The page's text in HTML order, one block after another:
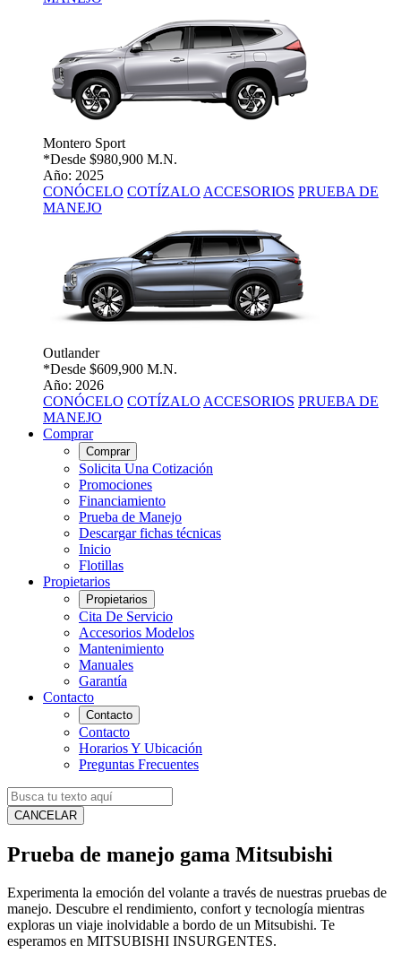
Montero Sport
*Desde $980,900 M.N.
Año: 2025
CONÓCELO COTÍZALO ACCESORIOS PRUEBA DE
MANEJO
Outlander
*Desde $609,900 M.N.
Año: 2026
CONÓCELO COTÍZALO ACCESORIOS PRUEBA DE
MANEJO
Comprar
Comprar
Solicita Una Cotización
Promociones
Financiamiento
Prueba de Manejo
Descargar fichas técnicas
Inicio
Flotillas
Propietarios
Propietarios
Cita De Servicio
Accesorios Modelos
Mantenimiento
Manuales
Garantía
Contacto
Contacto
Contacto
Horarios Y Ubicación
Preguntas Frecuentes
CANCELAR
Prueba de manejo gama Mitsubishi
Experimenta la emoción del volante a través de nuestras pruebas de
manejo. Descubre el rendimiento, confort y tecnología mientras
exploras un viaje inolvidable a bordo de un Mitsubishi. Te
esperamos en MITSUBISHI INSURGENTES.